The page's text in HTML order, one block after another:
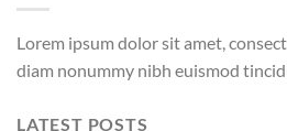
Lorem ipsum dolor sit amet,
diam nonummy nibh euismod
LATEST POSTS